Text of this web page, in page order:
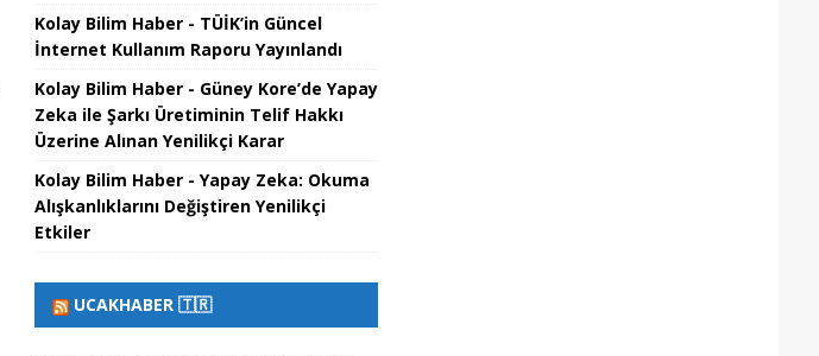
Kolay Bilim Haber - TÜİK’in Güncel
İnternet Kullanım Raporu Yayınlandı
Kolay Bilim Haber - Güney Kore’de Yapay
Zeka ile Şarkı Üretiminin Telif Hakkı
Üzerine Alınan Yenilikçi Karar
Kolay Bilim Haber - Yapay Zeka: Okuma
Alışkanlıklarını Değiştiren Yenilikçi
Etkiler
UCAKHABER 🇹🇷